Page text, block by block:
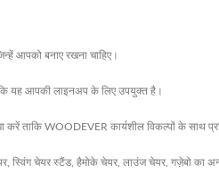
आपको बनाए रखना चाहिए।
कि यह आपकी लाइनअप के लिए उपयुक्त है।
ताकि WOODEVER कार्यशील विकल्पों के साथ
, स्विंग चेयर स्टैंड, हैमोके चेयर, लाउंज चेयर, गज़ेबो का